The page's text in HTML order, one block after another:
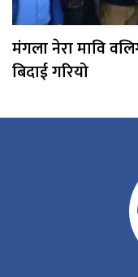
मंगला नेरा मावि
बिदाई गरियो